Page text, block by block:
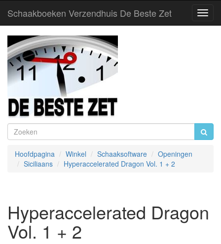
Schaakboeken Verzendhuis De Beste Zet
Hoofdpagina Winkel Schaaksoftware
Openingen
Siciliaans
Hyperaccelerated Dragon Vol. 1 + 2
Hyperaccelerated Dragon
Vol. 1 + 2